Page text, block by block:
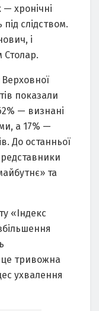
хронічні
слідством.
і
Столар.
Верховної
показали
— визнані
а 17% —
До останньої
та
«Індекс
це тривожна
ухвалення